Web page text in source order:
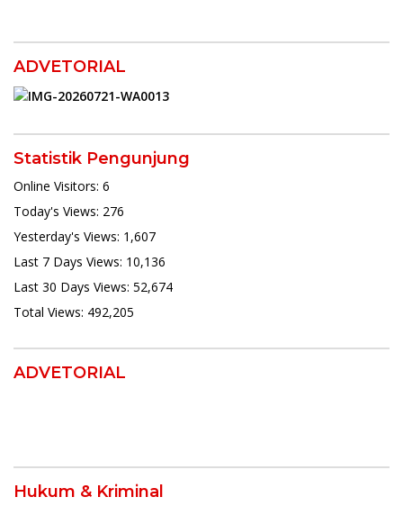
ADVETORIAL
Statistik Pengunjung
Online Visitors: 6
Today's Views: 276
Yesterday's Views: 1,607
Last 7 Days Views: 10,136
Last 30 Days Views: 52,674
Total Views: 492,205
ADVETORIAL
Hukum & Kriminal